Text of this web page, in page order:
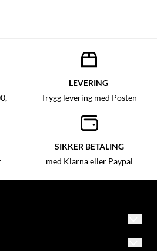
LEVERING
Trygg levering med Posten
SIKKER BETALING
med Klarna eller Paypal